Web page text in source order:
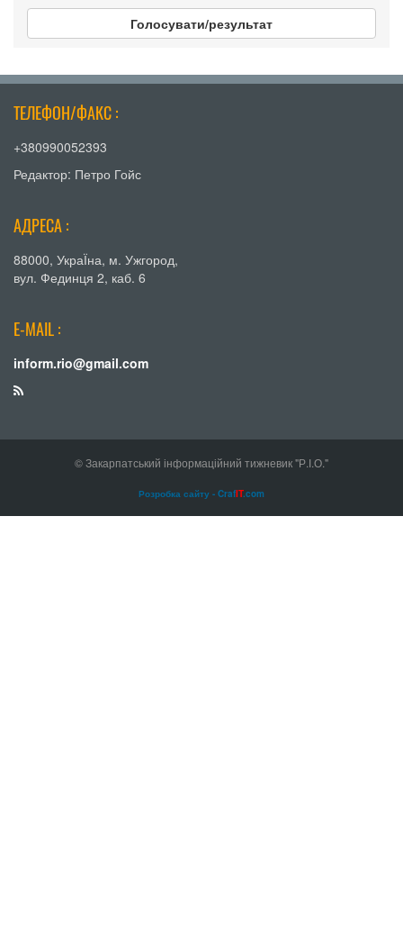
Голосувати/результат
ТЕЛЕФОН/ФАКС :
+380990052393
Редактор: Петро Гойс
АДРЕСА :
88000, УкраЇна, м. Ужгород,
вул. Фединця 2, каб. 6
E-MAIL :
inform.rio@gmail.com
© Закарпатський інформаційний тижневик "Р.І.О."
Розробка сайту - CrafIT.com